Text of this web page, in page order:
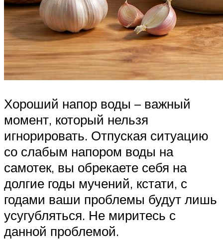
Хороший напор воды – важный
момент, который нельзя
игнорировать. Отпуская ситуацию
со слабым напором воды на
самотек, вы обрекаете себя на
долгие годы мучений, кстати, с
годами ваши проблемы будут лишь
усугубляться. Не миритесь с
данной проблемой.